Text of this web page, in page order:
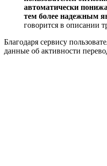
автоматически
тем более надежным
говорится в описании
Благодаря сервису
данные об активности